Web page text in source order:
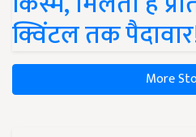
क्विंटल तक
More